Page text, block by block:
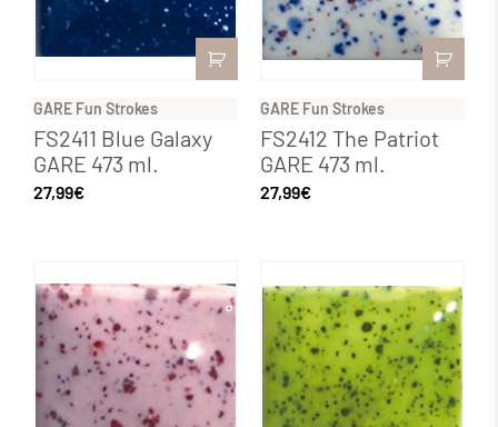
GARE Fun Strokes
FS2411 Blue Galaxy
GARE 473 ml.
27,99€
GARE Fun Strokes
FS2412 The Patriot
GARE 473 ml.
27,99€